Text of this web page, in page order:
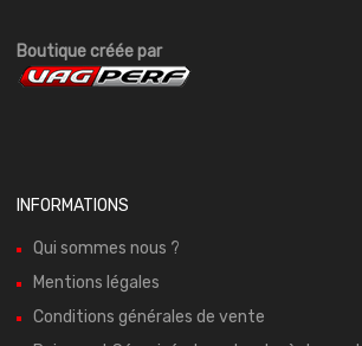
Boutique créée par
INFORMATIONS
Qui sommes nous ?
Mentions légales
Conditions générales de vente